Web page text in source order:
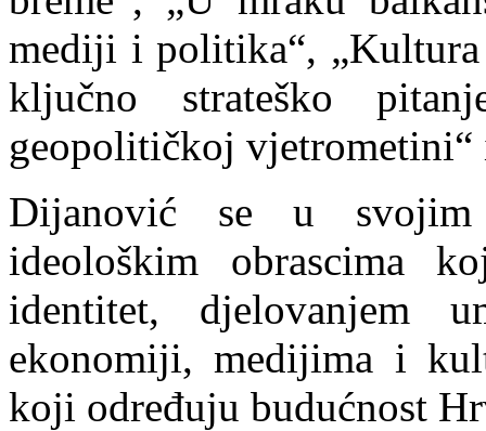
mediji i politika“,
ključno strateško
geopolitičkoj vjetrometini“
Dijanović se u svojim
ideološkim obrascima
identitet, djelovanjem
ekonomiji, medijima i
koji određuju budućnost